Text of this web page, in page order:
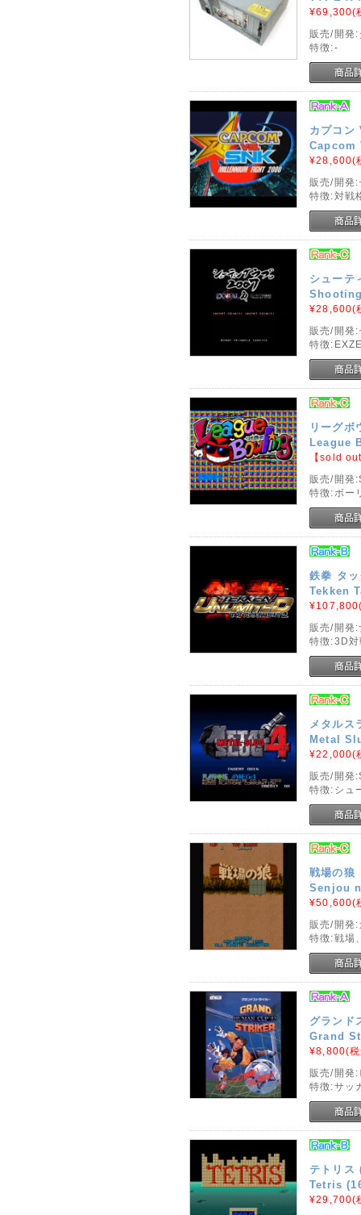
¥69,300(
販売/開発:
特徴:-
カプコ
¥28,600(
販売/開発
特徴:対戦
シューテ
¥28,600(
販売/開発:
特徴
リーグボ
League
【sold
販売/開発
特徴:ボー
鉄拳 タ
Tekken
¥107,800
販売/開発:
特徴:3D対
メタルス
Metal
¥22,000(
販売/開発
特徴:シュ
戦場の狼
Senjou
¥50,600(
販売/開発:
特徴:戦場
グランド
Grand
¥8,800(
販売/開発:
特徴:サッ
テトリス
Tetris
¥29,700(